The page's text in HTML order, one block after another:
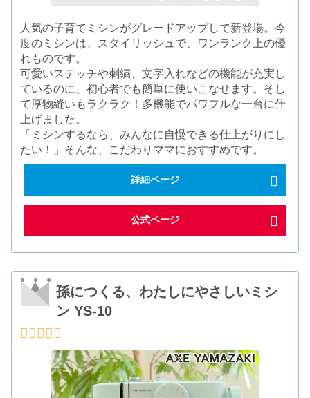
人気の子育てミシンがグレードアップして新登場。今
度のミシンは、スタイリッシュで、ワンランク上の優
れものです。
可愛いステッチや刺繍、文字入れなどの機能が充実し
ているのに、初心者でも簡単に使いこなせます。そし
て厚物縫いもラクラク！多機能でパワフルな一台に仕
上げました。
「ミシンするなら、みんなに自慢できる仕上がりにし
たい！」そんな、こだわりママにおすすめです。
詳細ページ
公式ページ
孫につくる、わたしにやさしいミシ
ン YS-10